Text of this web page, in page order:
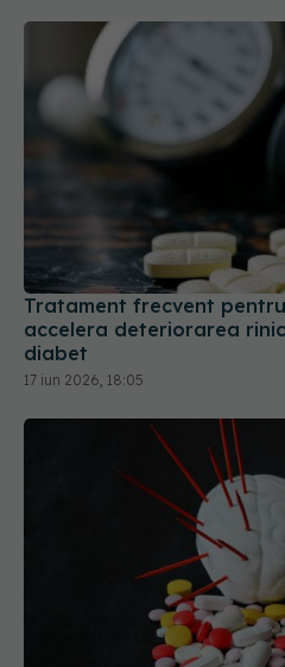
Tratament frecvent
accelera deteriorarea
diabet
17 iun 2026, 18:05